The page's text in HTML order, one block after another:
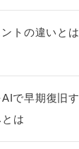
トの違いと
で早期復旧
は